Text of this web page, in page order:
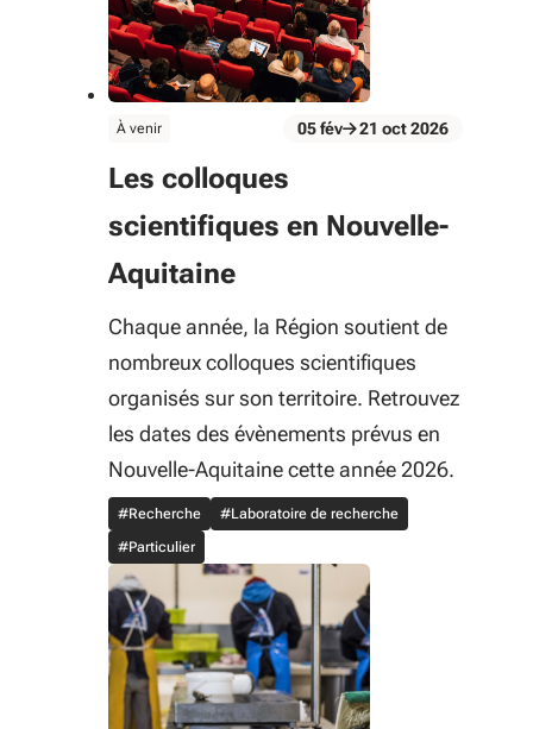
évènement
À venir
Du 05 fév au 21 oct 2026
05fév 21 oct2026
Les colloques
scientifiques en Nouvelle-
Aquitaine
Chaque année, la Région soutient de
nombreux colloques scientifiques
organisés sur son territoire. Retrouvez
les dates des évènements prévus en
Nouvelle-Aquitaine cette année 2026.
#Recherche
#Laboratoire de recherche
#Particulier